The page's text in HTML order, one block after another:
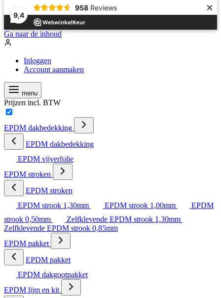
9,4
958 Reviews ×
Ga naar de inhoud
Inloggen
Account aanmaken
menu
Prijzen incl. BTW
EPDM dakbedekking
EPDM dakbedekking
EPDM vijverfolie
EPDM stroken
EPDM stroken
EPDM strook 1,30mm
EPDM strook 1,00mm
EPDM
strook 0,50mm
Zelfklevende EPDM strook 1,30mm
Zelfklevende EPDM strook 0,85mm
EPDM pakket
EPDM pakket
EPDM dakgootpakket
EPDM lijm en kit